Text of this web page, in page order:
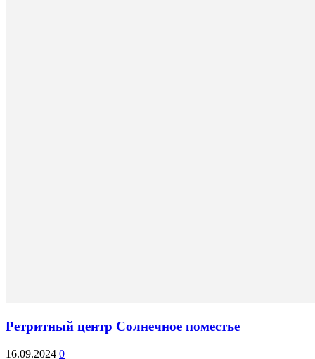
Ретритный центр Солнечное поместье
16.09.2024 0